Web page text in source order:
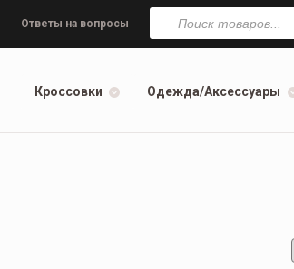
Ответы на вопросы
Поиск
товаров
Кроссовки Одежда/Аксессуары